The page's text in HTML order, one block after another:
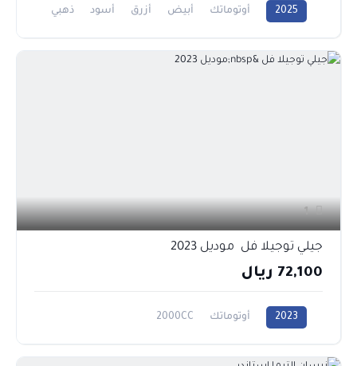
2025 أوتوماتك أبيض أزرق أسود
ذهبي
1
جيلي توجيلا فل موديل 2023
72,100 ريال
2023 أوتوماتك 2000CC